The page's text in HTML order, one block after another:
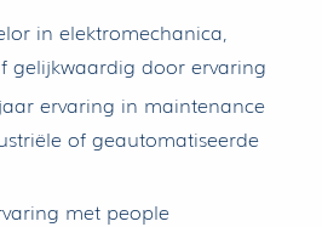
in elektromechanica,
gelijkwaardig door ervaring
ervaring in maintenance
of geautomatiseerde
met people